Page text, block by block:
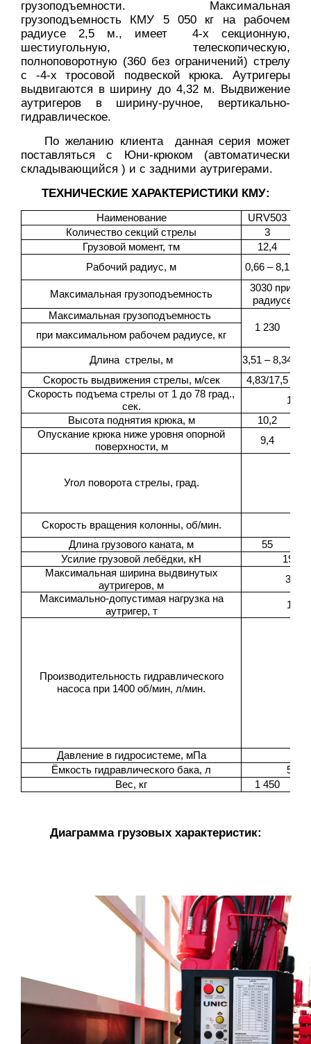
грузоподъемности. Максимальная
грузоподъемность КМУ 5 050 кг на рабочем
радиусе 2,5 м., имеет 4-х секционную,
шестиугольную, телескопическую,
полноповоротную (360 без ограничений) стрелу
с -4-х тросовой подвеской крюка. Аутригеры
выдвигаются в ширину до 4,32 м. Выдвижение
аутригеров в ширину-ручное, вертикально-
гидравлическое.
По желанию клиента данная серия может
поставляться с Юни-крюком (автоматически
складывающийся ) и с задними аутригерами.
ТЕХНИЧЕСКИЕ ХАРАКТЕРИСТИКИ КМУ:
Наименование URV503
Количество секций стрелы
3
Грузовой момент, тм
12,4
Рабочий радиус, м
0,66 – 8,1
Максимальная грузоподъемность
3030 при
радиусе 4,1
Максимальная грузоподъемность
1 230
при максимальном рабочем радиусе, кг
Длина стрелы, м 3,51 – 8,34
Скорость выдвижения стрелы, м/сек
4,83/17,5
Скорость подъема стрелы от 1 до 78 град.,
сек.
12
Высота поднятия крюка, м
10,2
Опускание крюка ниже уровня опорной
поверхности, м
9,4
Угол поворота стрелы, град.
Скорость вращения колонны, об/мин.
Длина грузового каната, м
55
Усилие грузовой лебёдки, кН
19,4
Максимальная ширина выдвинутых
аутригеров, м
3,8
Максимально-допустимая нагрузка на
аутригер, т
13
Производительность гидравлического
насоса при 1400 об/мин, л/мин.
Давление в гидросистеме, мПа
Ёмкость гидравлического бака, л
59
Вес, кг
1 450
Диаграмма грузовых характеристик: